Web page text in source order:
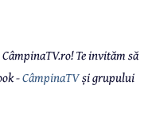
Te invităm să
-CâmpinaTVși grupului